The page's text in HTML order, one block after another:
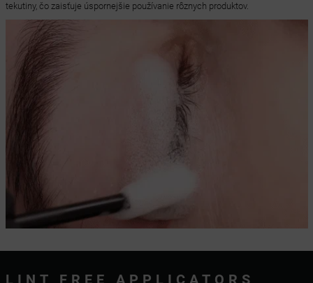
tekutiny, čo zaisťuje úspornejšie používanie rôznych produktov.